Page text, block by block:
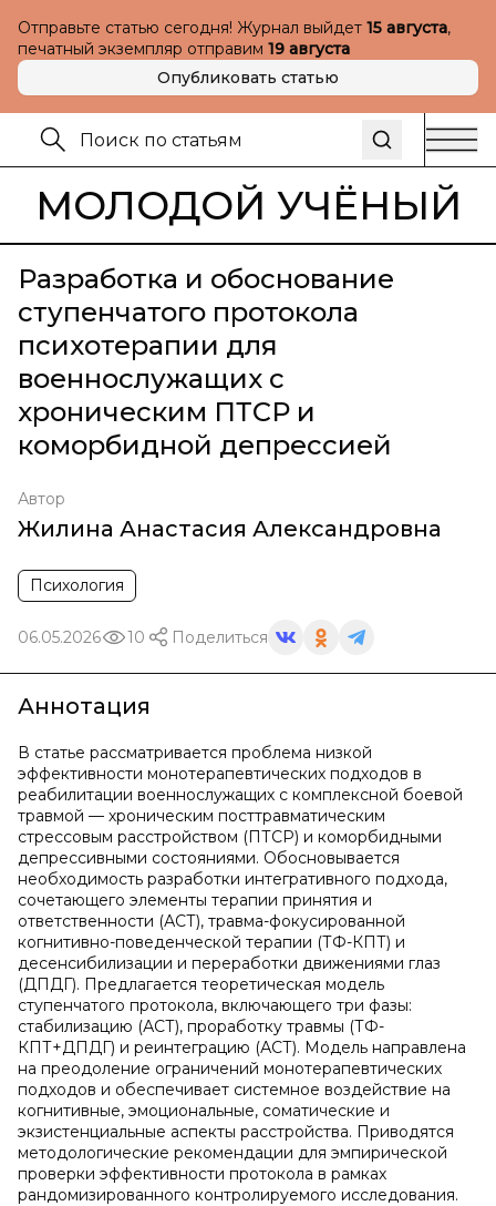
Отправьте статью сегодня! Журнал выйдет 15 августа,
печатный экземпляр отправим 19 августа
Опубликовать статью
МОЛОДОЙ УЧЁНЫЙ
Разработка и обоснование
ступенчатого протокола
психотерапии для
военнослужащих с
хроническим ПТСР и
коморбидной депрессией
Автор
Жилина Анастасия Александровна
Психология
06.05.2026 10 Поделиться
Аннотация
В статье рассматривается проблема низкой
эффективности монотерапевтических подходов в
реабилитации военнослужащих с комплексной боевой
травмой — хроническим посттравматическим
стрессовым расстройством (ПТСР) и коморбидными
депрессивными состояниями. Обосновывается
необходимость разработки интегративного подхода,
сочетающего элементы терапии принятия и
ответственности (АСТ), травма-фокусированной
когнитивно-поведенческой терапии (ТФ-КПТ) и
десенсибилизации и переработки движениями глаз
(ДПДГ). Предлагается теоретическая модель
ступенчатого протокола, включающего три фазы:
стабилизацию (АСТ), проработку травмы (ТФ-
КПТ+ДПДГ) и реинтеграцию (АСТ). Модель направлена
на преодоление ограничений монотерапевтических
подходов и обеспечивает системное воздействие на
когнитивные, эмоциональные, соматические и
экзистенциальные аспекты расстройства. Приводятся
методологические рекомендации для эмпирической
проверки эффективности протокола в рамках
рандомизированного контролируемого исследования.